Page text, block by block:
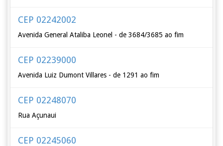
CEP 02242002
Avenida General Ataliba Leonel - de 3684/3685 ao fim
CEP 02239000
Avenida Luiz Dumont Villares - de 1291 ao fim
CEP 02248070
Rua Açunaui
CEP 02245060